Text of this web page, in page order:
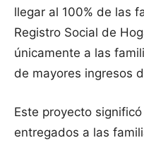
llegar al 100% de las
Registro Social de
únicamente a las
de mayores ingresos
Este proyecto
entregados a las